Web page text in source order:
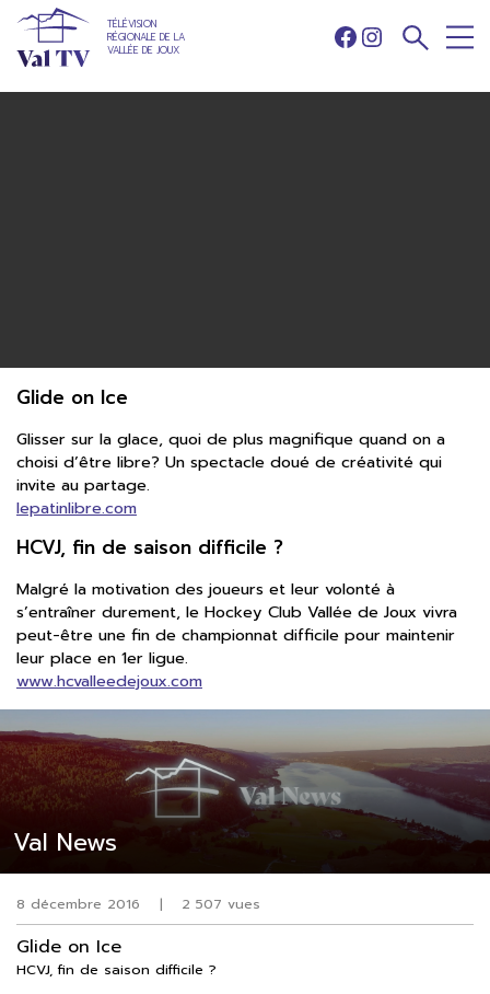
TÉLÉVISION
RÉGIONALE DE LA
VALLÉE DE JOUX
Facebook
Instagram
Val News
8 décembre 2016 | 2 507 vues
Glide on Ice
HCVJ, fin de saison difficile ?
Glide on Ice
Glisser sur la glace, quoi de plus magnifique quand on a
choisi d’être libre? Un spectacle doué de créativité qui
invite au partage.
lepatinlibre.com
HCVJ, fin de saison difficile ?
Malgré la motivation des joueurs et leur volonté à
s’entraîner durement, le Hockey Club Vallée de Joux vivra
peut-être une fin de championnat difficile pour maintenir
leur place en 1er ligue.
www.hcvalleedejoux.com